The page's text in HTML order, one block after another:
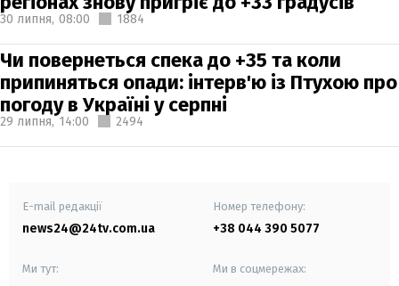
30 липня, 08:00 1884
Чи повернеться спека до +35 та коли
припиняться опади: інтерв'ю із Птухою про
погоду в Україні у серпні
29 липня, 14:00 2494
E-mail редакції
news24@24tv.com.ua
Номер телефону:
+38 044 390 5077
Ми тут: Ми в соцмережах: